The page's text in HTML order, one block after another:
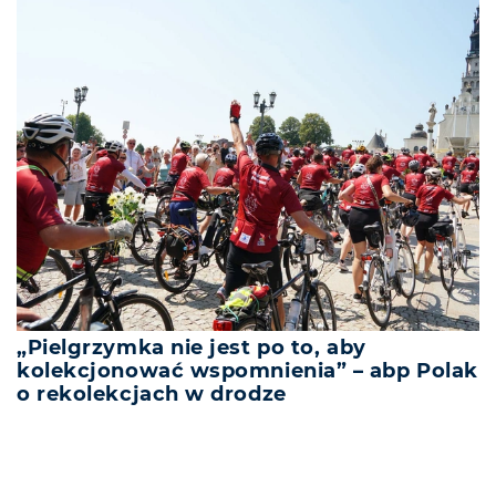
„Pielgrzymka nie jest po to, aby
kolekcjonować wspomnienia” – abp Polak
o rekolekcjach w drodze